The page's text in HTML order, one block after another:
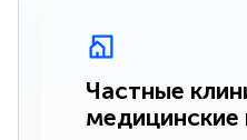
Частные
медицинские